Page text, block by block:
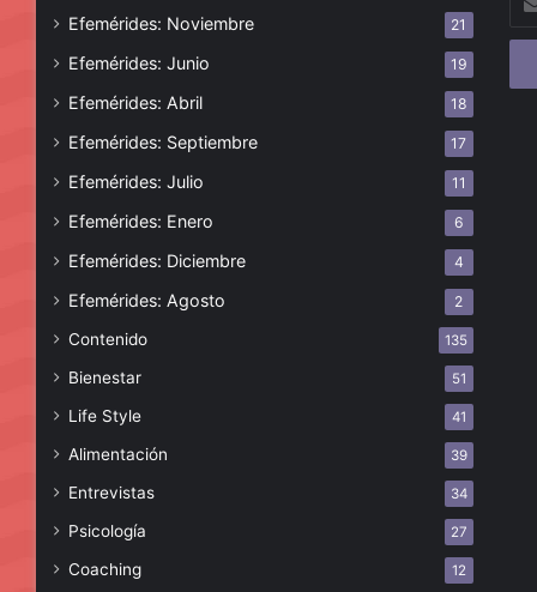
Efemérides: Noviembre 21
Efemérides: Junio 19
Efemérides: Abril 18
Efemérides: Septiembre 17
Efemérides: Julio 11
Efemérides: Enero 6
Efemérides: Diciembre 4
Efemérides: Agosto 2
Contenido 135
Bienestar 51
Life Style 41
Alimentación 39
Entrevistas 34
Psicología 27
Coaching 12
tu